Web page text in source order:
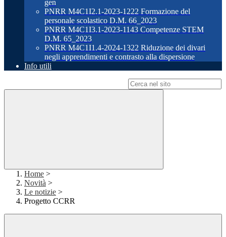
gen
PNRR M4C1I2.1-2023-1222 Formazione del
personale scolastico D.M. 66_2023
PNRR M4C1I3.1-2023-1143 Competenze STEM
D.M. 65_2023
PNRR M4C1I1.4-2024-1322 Riduzione dei divari
negli apprendimenti e contrasto alla dispersione
Info utili
Home >
Novità >
Le notizie >
Progetto CCRR